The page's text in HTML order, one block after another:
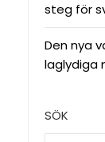
steg för
Den nya
laglydiga
SÖK